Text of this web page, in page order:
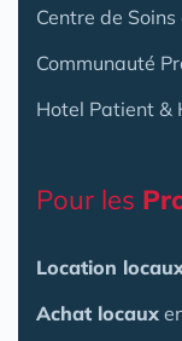
Centre de
Communauté
Hotel Patient &
Pour les
Location
Achat locaux